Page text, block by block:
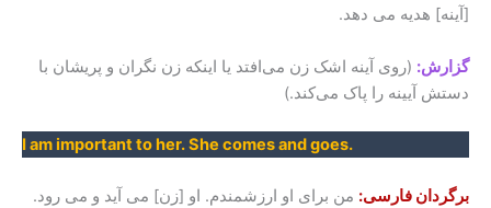
[آینه] هدیه می دهد.
گزارش: (روی آینه اشک زن می‌افتد یا اینکه زن نگران و پریشان با
دستش آیینه را پاک می‌کند.)
I am important to her. She comes and goes.
برگردان فارسی: من برای او ارزشمندم. او [زن] می آید و می رود.